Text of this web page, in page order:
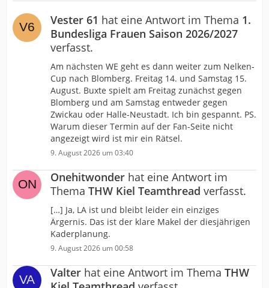
Vester 61 hat eine Antwort im Thema 1.
Bundesliga Frauen Saison 2026/2027
verfasst.
Am nächsten WE geht es dann weiter zum Nelken-
Cup nach Blomberg. Freitag 14. und Samstag 15.
August. Buxte spielt am Freitag zunächst gegen
Blomberg und am Samstag entweder gegen
Zwickau oder Halle-Neustadt. Ich bin gespannt. PS.
Warum dieser Termin auf der Fan-Seite nicht
angezeigt wird ist mir ein Rätsel.
9. August 2026 um 03:40
Onehitwonder hat eine Antwort im
Thema THW Kiel Teamthread verfasst.
[…] Ja, LA ist und bleibt leider ein einziges
Ärgernis. Das ist der klare Makel der diesjährigen
Kaderplanung.
9. August 2026 um 00:58
Valter hat eine Antwort im Thema THW